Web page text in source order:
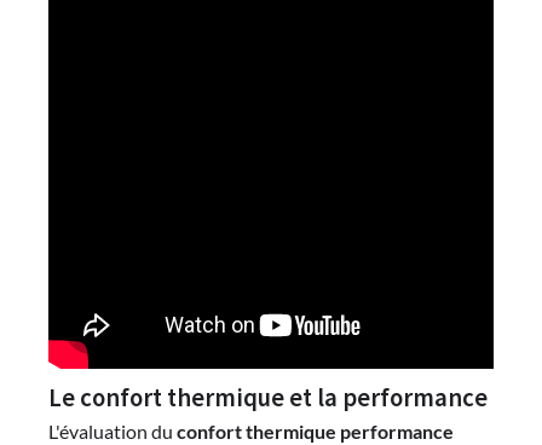
Le confort thermique et la performance
L'évaluation du confort thermique performance